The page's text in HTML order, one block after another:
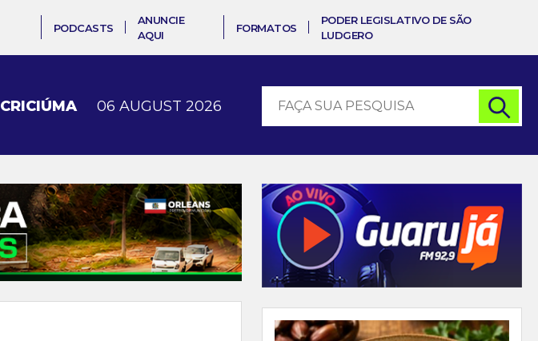
PODCASTS
ANUNCIE
AQUI
FORMATOS
PODER LEGISLATIVO DE SÃO
LUDGERO
CRICIÚMA 06 AUGUST 2026